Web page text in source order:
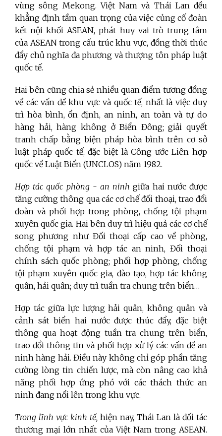
vùng sông Mekong. Việt Nam và Thái Lan đều
khẳng định tầm quan trọng của việc củng cố đoàn
kết nội khối ASEAN, phát huy vai trò trung tâm
của ASEAN trong cấu trúc khu vực, đồng thời thúc
đẩy chủ nghĩa đa phương và thượng tôn pháp luật
quốc tế.
Hai bên cũng chia sẻ nhiều quan điểm tương đồng
về các vấn đề khu vực và quốc tế, nhất là việc duy
trì hòa bình, ổn định, an ninh, an toàn và tự do
hàng hải, hàng không ở Biển Đông; giải quyết
tranh chấp bằng biện pháp hòa bình trên cơ sở
luật pháp quốc tế, đặc biệt là Công ước Liên hợp
quốc về Luật Biển (UNCLOS) năm 1982.
Hợp tác quốc phòng - an ninh giữa hai nước được
tăng cường thông qua các cơ chế đối thoại, trao đổi
đoàn và phối hợp trong phòng, chống tội phạm
xuyên quốc gia. Hai bên duy trì hiệu quả các cơ chế
song phương như Đối thoại cấp cao về phòng,
chống tội phạm và hợp tác an ninh, Đối thoại
chính sách quốc phòng; phối hợp phòng, chống
tội phạm xuyên quốc gia, đào tạo, hợp tác không
quân, hải quân; duy trì tuần tra chung trên biển…
Hợp tác giữa lực lượng hải quân, không quân và
cảnh sát biển hai nước được thúc đẩy, đặc biệt
thông qua hoạt động tuần tra chung trên biển,
trao đổi thông tin và phối hợp xử lý các vấn đề an
ninh hàng hải. Điều này không chỉ góp phần tăng
cường lòng tin chiến lược, mà còn nâng cao khả
năng phối hợp ứng phó với các thách thức an
ninh đang nổi lên trong khu vực.
Trong lĩnh vực kinh tế, hiện nay, Thái Lan là đối tác
thương mại lớn nhất của Việt Nam trong ASEAN.